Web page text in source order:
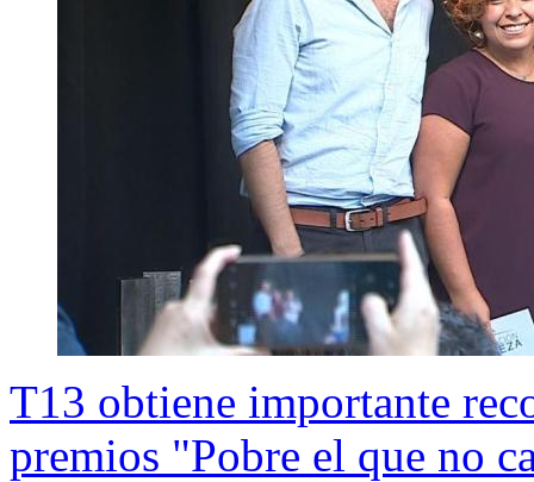
T13 obtiene importante
premios "Pobre el que no